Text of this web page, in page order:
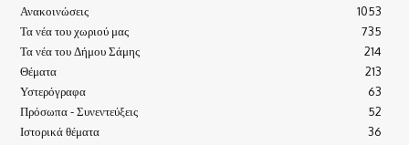
Ανακοινώσεις
1053
Τα νέα του χωριού μας
735
Τα νέα του Δήμου Σάμης
214
Θέματα
213
Υστερόγραφα
63
Πρόσωπα - Συνεντεύξεις
52
Ιστορικά θέματα
36